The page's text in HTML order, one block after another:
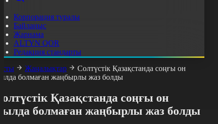
Корпорация туралы
Байланыс
Жарнама
ALTYN QOR
Редакция стандарты
Жаңалықтар
Солтүстік Қазақстанда соңғы он
болмаған жаңбырлы жаз болды
Қазақстанда соңғы он
болмаған жаңбырлы жаз болды